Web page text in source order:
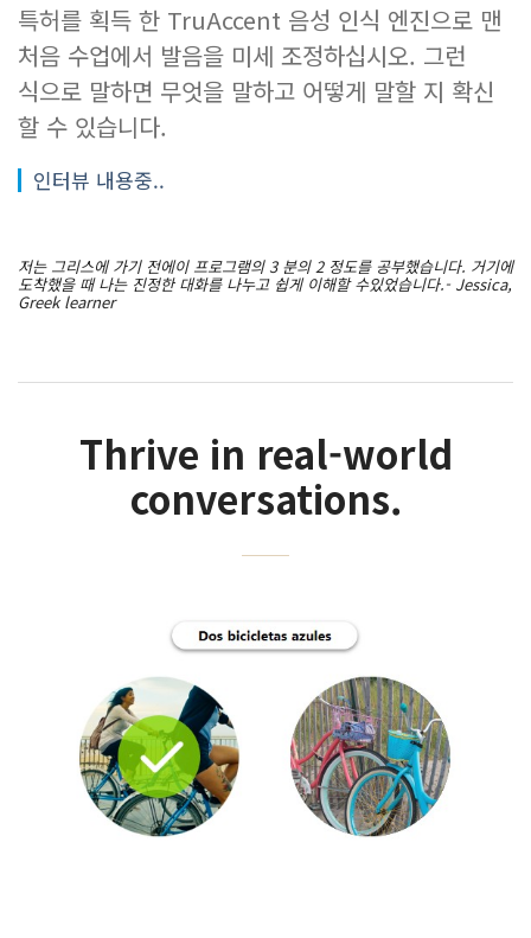
특허를 획득 한 TruAccent 음성 인식 엔진으로 맨
처음 수업에서 발음을 미세 조정하십시오. 그런
식으로 말하면 무엇을 말하고 어떻게 말할 지 확신
할 수 있습니다.
인터뷰 내용중..
저는 그리스에 가기 전에이 프로그램의 3 분의 2 정도를 공부했습니다. 거기에
도착했을 때 나는 진정한 대화를 나누고 쉽게 이해할 수있었습니다.- Jessica,
Greek learner
Thrive in real-world
conversations.